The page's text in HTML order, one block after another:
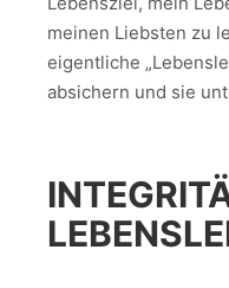
meinen Liebsten zu
eigentliche
absichern und sie